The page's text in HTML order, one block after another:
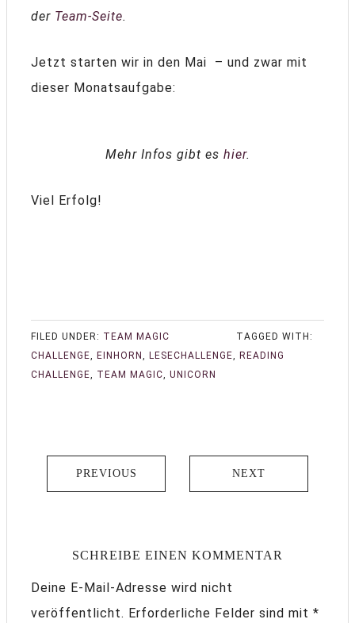
der Team-Seite.
Jetzt starten wir in den Mai – und zwar mit
dieser Monatsaufgabe:
Mehr Infos gibt es hier.
Viel Erfolg!
FILED UNDER: TEAM MAGIC
TAGGED WITH:
CHALLENGE, EINHORN , LESECHALLENGE, READING
CHALLENGE, TEAM MAGIC, UNICORN
PREVIOUS NEXT
SCHREIBE EINEN KOMMENTAR
Deine E-Mail-Adresse wird nicht
veröffentlicht. Erforderliche Felder sind mit *